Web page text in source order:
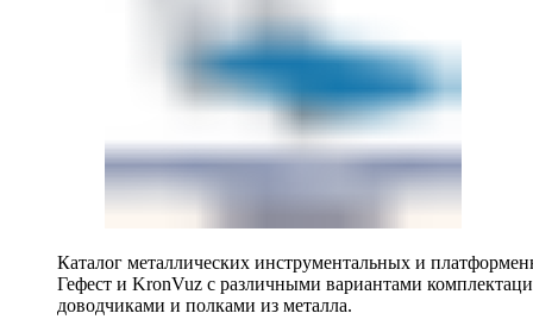
Каталог металлических инструментальных и
Гефест и KronVuz с различными вариантами
доводчиками и полками из металла.